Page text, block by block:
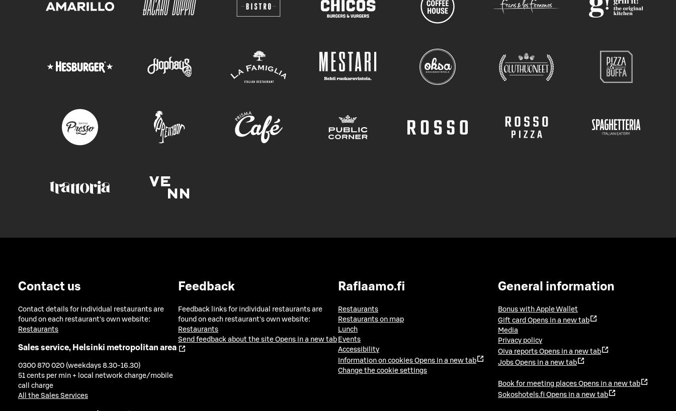
Contact us
Contact details for individual restaurants are
found on each restaurant's own website:
Restaurants
Sales service, Helsinki metropolitan area
0300 870 020 (weekdays 8.30-16.30)
51 cents per min + local network charge/mobile
call charge
All the Sales Services
Feedback
Feedback links for individual restaurants are
found on each restaurant's own website:
Restaurants
Send feedback about the site Opens in a new tab
Raflaamo.fi
Restaurants
Restaurants on map
Lunch
Events
Accessibility
Information on cookies Opens in a new tab
Change the cookie settings
General information
Bonus with Apple Wallet
Gift card Opens in a new tab
Media
Privacy policy
Oiva reports Opens in a new tab
Jobs Opens in a new tab
Book for meeting places Opens in a new tab
Sokoshotels.fi Opens in a new tab